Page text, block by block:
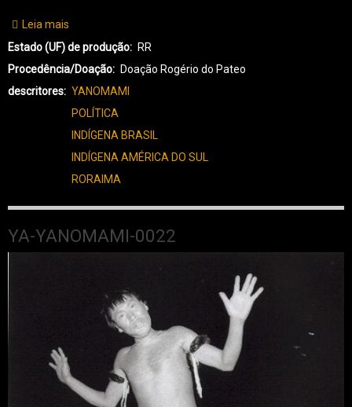
Leia mais
YA-
YANOMAMI-
0023
Estado (UF) de produção
RR
Procedência/Doação
Doação Rogério do Pateo
descritores
YANOMAMI
POLÍTICA
INDÍGENA BRASIL
INDÍGENA AMÉRICA DO SUL
RORAIMA
YA-YANOMAMI-0022